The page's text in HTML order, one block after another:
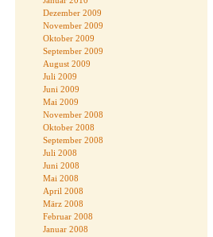
Dezember 2009
November 2009
Oktober 2009
September 2009
August 2009
Juli 2009
Juni 2009
Mai 2009
November 2008
Oktober 2008
September 2008
Juli 2008
Juni 2008
Mai 2008
April 2008
März 2008
Februar 2008
Januar 2008